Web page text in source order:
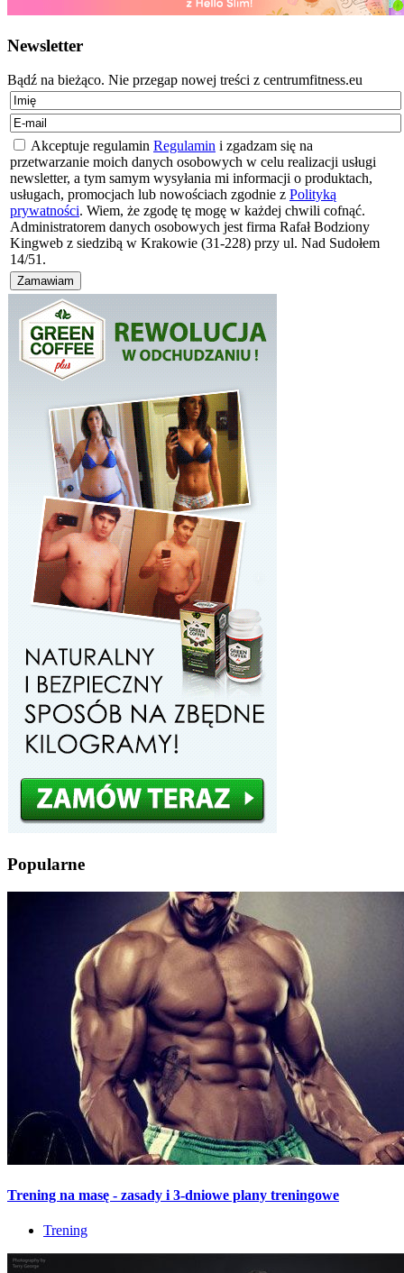
Newsletter
Bądź na bieżąco. Nie przegap nowej treści z centrumfitness.eu
Akceptuje regulamin Regulamin i zgadzam się na
przetwarzanie moich danych osobowych w celu realizacji usługi
newsletter, a tym samym wysyłania mi informacji o produktach,
usługach, promocjach lub nowościach zgodnie z Polityką
prywatności. Wiem, że zgodę tę mogę w każdej chwili cofnąć.
Administratorem danych osobowych jest firma Rafał Bodziony
Kingweb z siedzibą w Krakowie (31-228) przy ul. Nad Sudołem
14/51.
Popularne
Trening na masę - zasady i 3-dniowe plany treningowe
Trening